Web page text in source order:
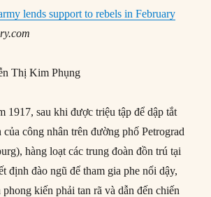
lends support to rebels in February
Thị Kim Phụng
1917, sau khi được triệu tập để dập tắt
của công nhân trên đường phố Petrograd
hàng loạt các trung đoàn đồn trú tại
định đào ngũ để tham gia phe nổi dậy,
kiến phải tan rã và dẫn đến chiến